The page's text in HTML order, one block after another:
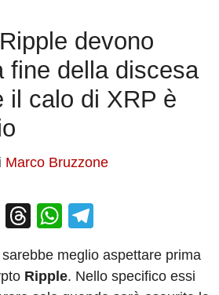
devono
fine della discesa
il calo di XRP è
Marco Bruzzone
R
d
T
e
W
at e
meglio aspettare prima
Ripple. Nello specifico essi